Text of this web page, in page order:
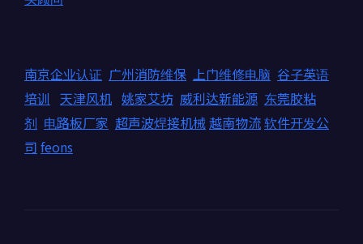
南京企业认证 广州消防维保 上门维修电脑 谷子英语
培训 天津风机 姚家艾坊 威利达新能源 东莞胶粘
剂 电路板厂家 超声波焊接机械越南物流软件开发公
司 feons